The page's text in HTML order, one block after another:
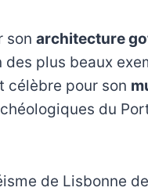
son architecture
plus beaux
célèbre pour son
du
de Lisbonne de